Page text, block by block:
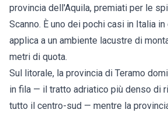
provincia dell'Aquila, premiati per le
Scanno. È uno dei pochi casi in Italia
applica a un ambiente lacustre di
metri di quota.
Sul litorale, la provincia di Teramo
in fila — il tratto adriatico più denso di
tutto il centro-sud — mentre la